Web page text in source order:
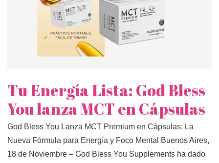
Tu Energía Lista: God Bless
You lanza MCT en Cápsulas
God Bless You Lanza MCT Premium en Cápsulas: La
Nueva Fórmula para Energía y Foco Mental Buenos Aires,
18 de Noviembre – God Bless You Supplements ha dado